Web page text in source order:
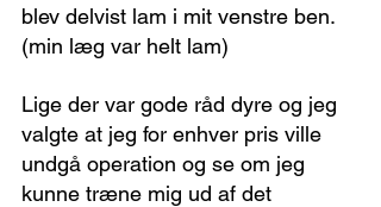
blev delvist lam i mit venstre ben.
(min læg var helt lam)
Lige der var gode råd dyre og jeg
valgte at jeg for enhver pris ville
undgå operation og se om jeg
kunne træne mig ud af det